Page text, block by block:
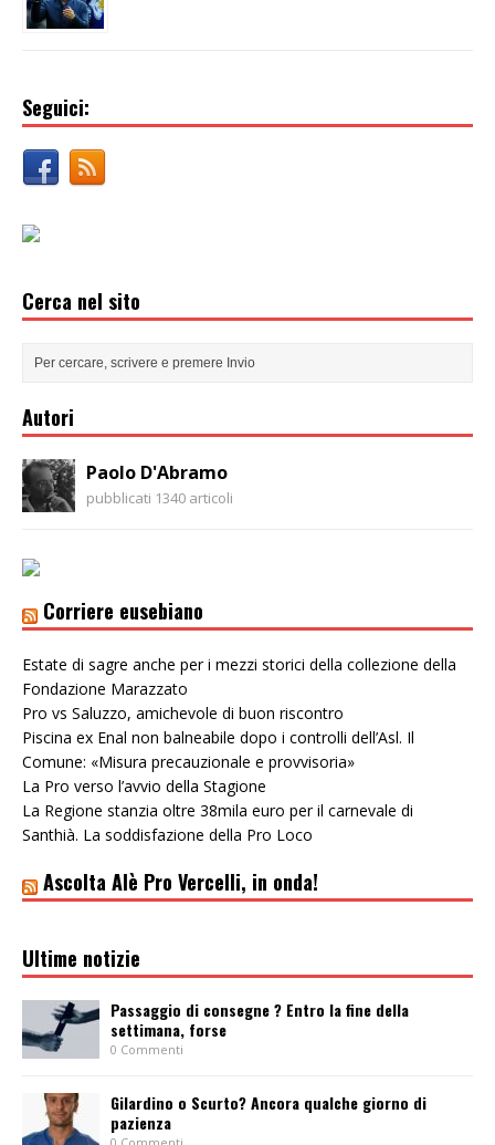
Seguici:
Cerca nel sito
Autori
Paolo D'Abramo
pubblicati 1340 articoli
Corriere eusebiano
Estate di sagre anche per i mezzi storici della collezione della
Fondazione Marazzato
Pro vs Saluzzo, amichevole di buon riscontro
Piscina ex Enal non balneabile dopo i controlli dell’Asl. Il
Comune: «Misura precauzionale e provvisoria»
La Pro verso l’avvio della Stagione
La Regione stanzia oltre 38mila euro per il carnevale di
Santhià. La soddisfazione della Pro Loco
Ascolta Alè Pro Vercelli, in onda!
Ultime notizie
Passaggio di consegne ? Entro la fine della
settimana, forse
0 Commenti
Gilardino o Scurto? Ancora qualche giorno di
pazienza